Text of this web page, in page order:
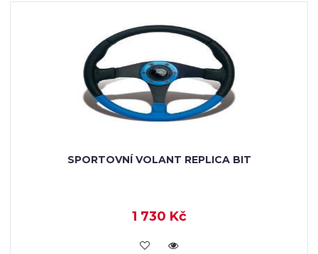
SPORTOVNÍ VOLANT REPLICA BIT
1 730 Kč
KOUPIT